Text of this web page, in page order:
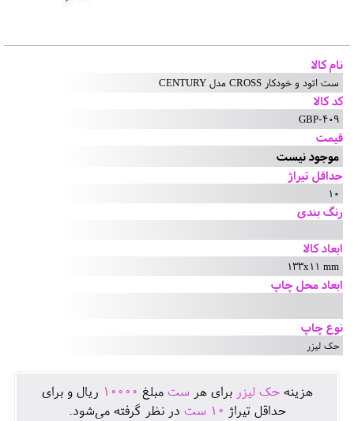
نام کالا
ست اتود و خودکار CROSS مدل CENTURY
کد کالا
GBP-409
قیمت
موجود نیست
حداقل تیراژ
10
رنگ بندی
ابعاد کالا
133x11 mm
ابعاد محل چاپ
نوع چاپ
حک لیزر
هزينهحک لیزر برای هر ست مبلغ 10000 ريال و برای
حداقل تيراژ 10 ست در نظر گرفته می‌شود.